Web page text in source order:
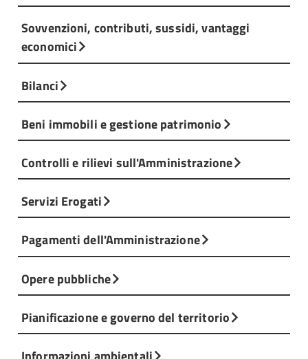
Sovvenzioni, contributi, sussidi, vantaggi
economici
Bilanci
Beni immobili e gestione patrimonio
Controlli e rilievi sull'Amministrazione
Servizi Erogati
Pagamenti dell'Amministrazione
Opere pubbliche
Pianificazione e governo del territorio